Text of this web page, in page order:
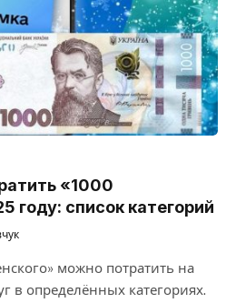
«1000
году: список категорий
можно потратить на
в определённых категориях.